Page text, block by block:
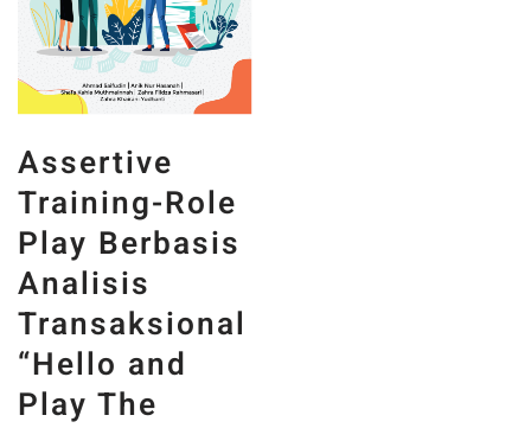
Assertive
Training-Role
Play Berbasis
Analisis
Transaksional
“Hello and
Play The